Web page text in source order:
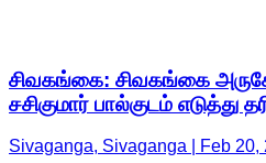
சிவகங்கை: சிவகங்கை அருகே
சசிகுமார் பால்குடம் எடுத்து
Sivaganga, Sivaganga | Feb 20,